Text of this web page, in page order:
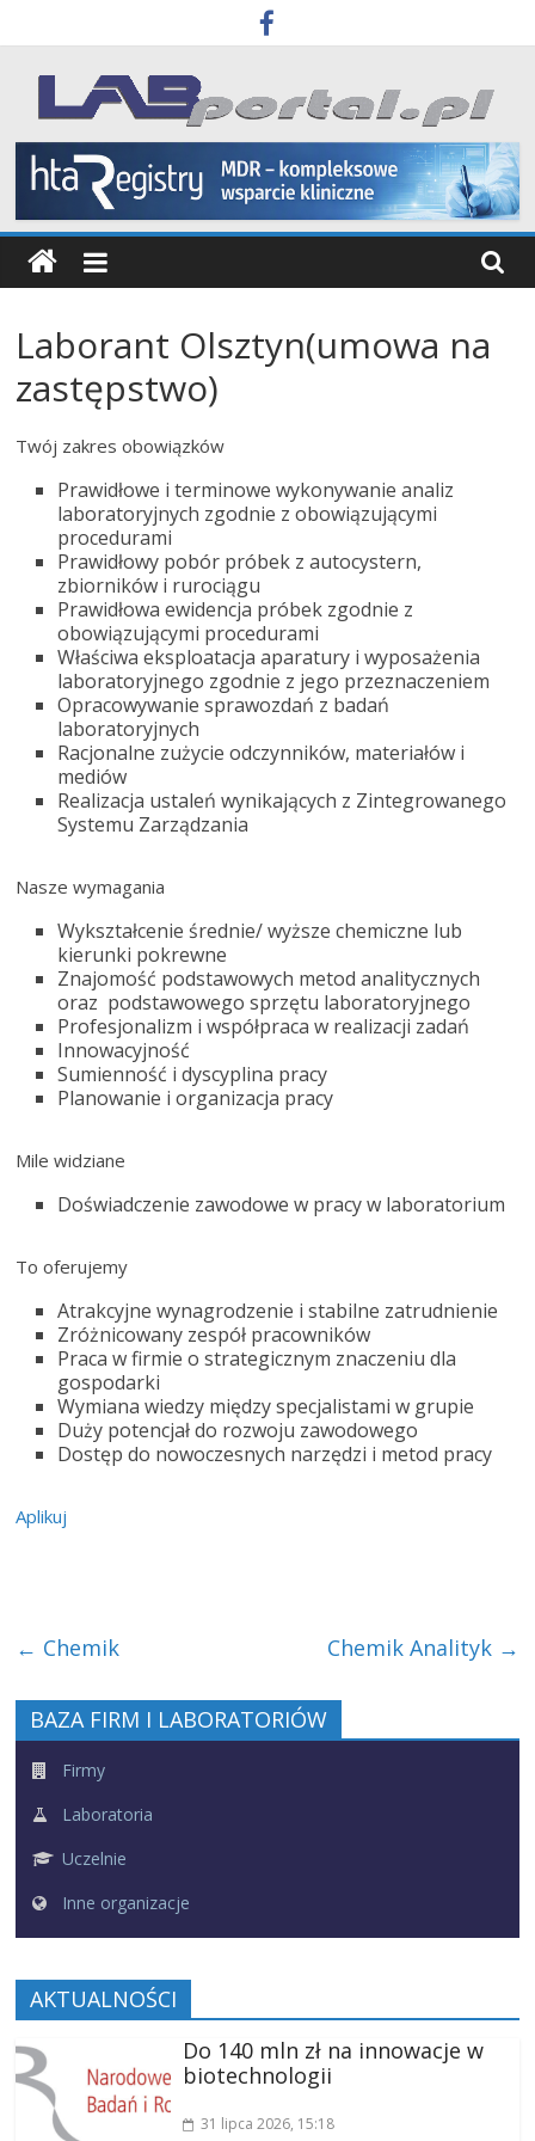
to
content
Labportal
Laboratoria
Aparatura
Badania
Laborant Olsztyn(umowa na
zastępstwo)
Twój zakres obowiązków
Prawidłowe i terminowe wykonywanie analiz
laboratoryjnych zgodnie z obowiązującymi
procedurami
Prawidłowy pobór próbek z autocystern,
zbiorników i rurociągu
Prawidłowa ewidencja próbek zgodnie z
obowiązującymi procedurami
Właściwa eksploatacja aparatury i wyposażenia
laboratoryjnego zgodnie z jego przeznaczeniem
Opracowywanie sprawozdań z badań
laboratoryjnych
Racjonalne zużycie odczynników, materiałów i
mediów
Realizacja ustaleń wynikających z Zintegrowanego
Systemu Zarządzania
Nasze wymagania
Wykształcenie średnie/ wyższe chemiczne lub
kierunki pokrewne
Znajomość podstawowych metod analitycznych
oraz podstawowego sprzętu laboratoryjnego
Profesjonalizm i współpraca w realizacji zadań
Innowacyjność
Sumienność i dyscyplina pracy
Planowanie i organizacja pracy
Mile widziane
Doświadczenie zawodowe w pracy w laboratorium
To oferujemy
Atrakcyjne wynagrodzenie i stabilne zatrudnienie
Zróżnicowany zespół pracowników
Praca w firmie o strategicznym znaczeniu dla
gospodarki
Wymiana wiedzy między specjalistami w grupie
Duży potencjał do rozwoju zawodowego
Dostęp do nowoczesnych narzędzi i metod pracy
Aplikuj
← Chemik Chemik Analityk →
BAZA FIRM I LABORATORIÓW
Firmy
Laboratoria
Uczelnie
Inne organizacje
AKTUALNOŚCI
Do 140 mln zł na innowacje w
biotechnologii
31 lipca 2026, 15:18